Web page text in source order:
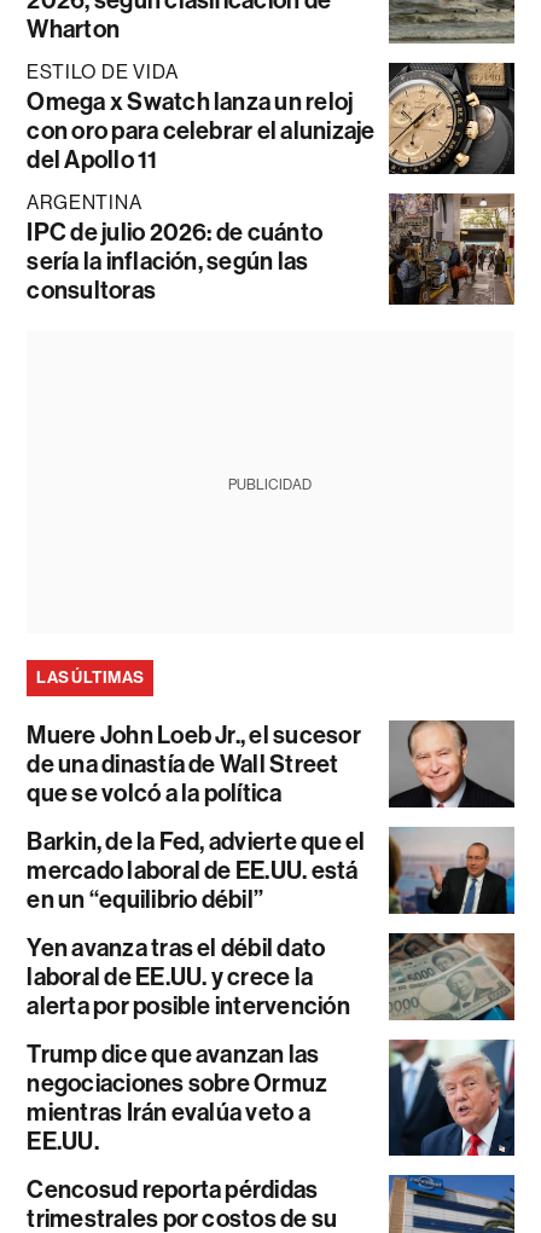
Wharton
ESTILO DE VIDA
Omega x Swatch lanza un reloj
con oro para celebrar el alunizaje
del Apollo 11
ARGENTINA
IPC de julio 2026: de cuánto
sería la inflación, según las
consultoras
PUBLICIDAD
LAS ÚLTIMAS
Muere John Loeb Jr., el sucesor
de una dinastía de Wall Street
que se volcó a la política
Barkin, de la Fed, advierte que el
mercado laboral de EE.UU. está
en un “equilibrio débil”
Yen avanza tras el débil dato
laboral de EE.UU. y crece la
alerta por posible intervención
Trump dice que avanzan las
negociaciones sobre Ormuz
mientras Irán evalúa veto a
EE.UU.
Cencosud reporta pérdidas
trimestrales por costos de su